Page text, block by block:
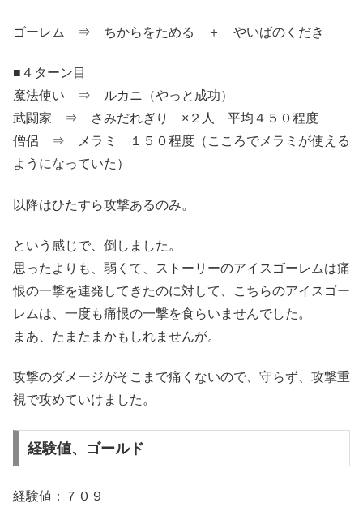
ゴーレム ⇒ ちからをためる ＋ やいばのくだき
■４ターン目
魔法使い ⇒ ルカニ（やっと成功）
武闘家 ⇒ さみだれぎり ×２人 平均４５０程度
僧侶 ⇒ メラミ １５０程度（こころでメラミが使える
ようになっていた）
以降はひたすら攻撃あるのみ。
という感じで、倒しました。
思ったよりも、弱くて、ストーリーのアイスゴーレムは痛
恨の一撃を連発してきたのに対して、こちらのアイスゴー
レムは、一度も痛恨の一撃を食らいませんでした。
まあ、たまたまかもしれませんが。
攻撃のダメージがそこまで痛くないので、守らず、攻撃重
視で攻めていけました。
経験値、ゴールド
経験値：７０９